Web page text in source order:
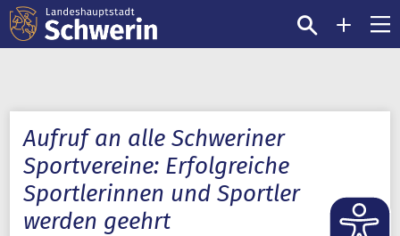
Aufruf an alle Schweriner
Sportvereine: Erfolgreiche
Sportlerinnen und Sportler
werden geehrt